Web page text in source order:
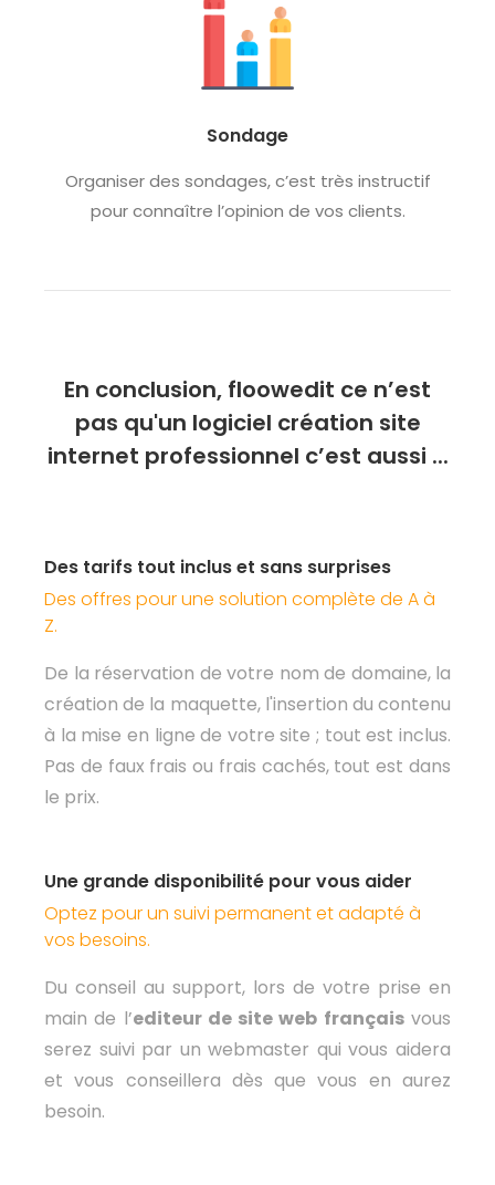
Sondage
Organiser des sondages, c’est très instructif
pour connaître l’opinion de vos clients.
En conclusion, floowedit ce n’est
pas qu'un logiciel création site
internet professionnel c’est aussi ...
Des tarifs tout inclus et sans surprises
Des offres pour une solution complète de A à
Z.
De la réservation de votre nom de domaine, la
création de la maquette, l'insertion du contenu
à la mise en ligne de votre site ; tout est inclus.
Pas de faux frais ou frais cachés, tout est dans
le prix.
Une grande disponibilité pour vous aider
Optez pour un suivi permanent et adapté à
vos besoins.
Du conseil au support, lors de votre prise en
main de l’editeur de site web françaisvous
serez suivi par un webmaster qui vous aidera
et vous conseillera dès que vous en aurez
besoin.